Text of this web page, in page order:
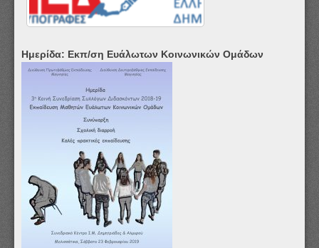
Ημερίδα: Εκπ/ση Ευάλωτων Κοινωνικών Ομάδων